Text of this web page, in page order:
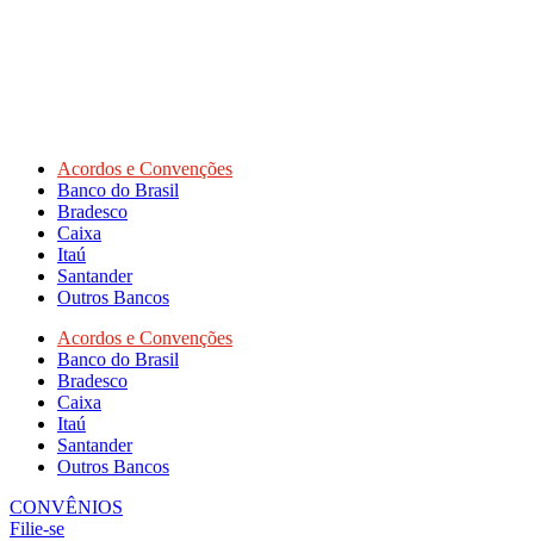
Acordos e Convenções
Banco do Brasil
Bradesco
Caixa
Itaú
Santander
Outros Bancos
Acordos e Convenções
Banco do Brasil
Bradesco
Caixa
Itaú
Santander
Outros Bancos
CONVÊNIOS
Filie-se